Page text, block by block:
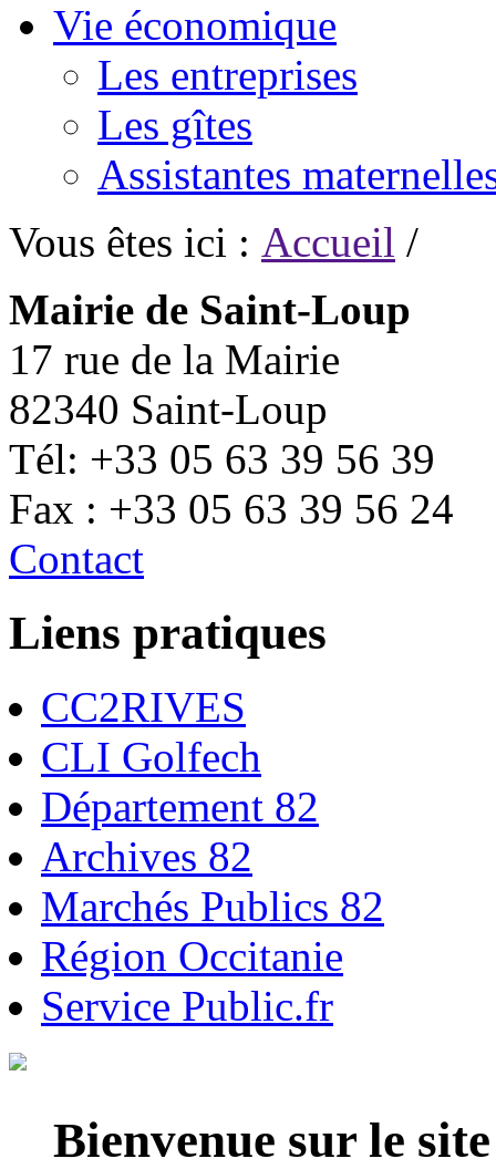
Vie économique
Les entreprises
Les gîtes
Assistantes
Vous êtes ici : Accueil /
Mairie de Saint-Loup
17 rue de la Mairie
82340 Saint-Loup
Tél: +33 05 63 39 56 39
Fax : +33 05 63 39 56 24
Contact
Liens pratiques
CC2RIVES
CLI Golfech
Département 82
Archives 82
Marchés Publics 82
Région Occitanie
Service Public.fr
Bienvenue sur le